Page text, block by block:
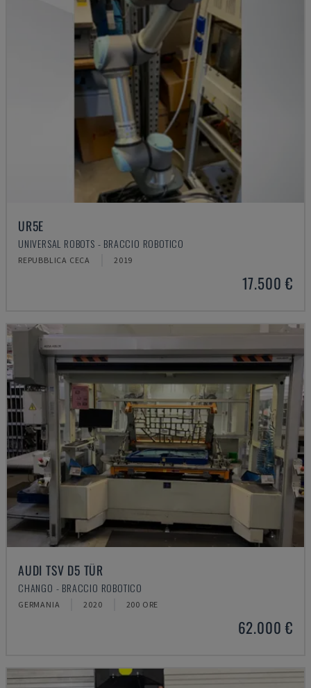
UR5E
UNIVERSAL ROBOTS - BRACCIO ROBOTICO
REPUBBLICA CECA 2019
17.500 €
AUDI TSV D5 TÜR
CHANGO - BRACCIO ROBOTICO
GERMANIA 2020 200 ORE
62.000 €